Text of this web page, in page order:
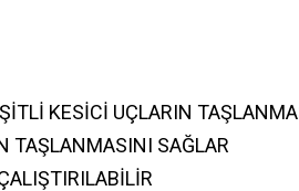
KESİCİ UÇLARIN
TAŞLANMASINI SAĞLAR